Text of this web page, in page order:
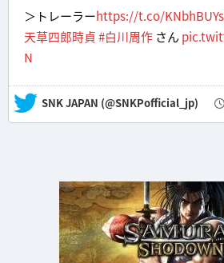
＞トレーラーhttps://t.co/
天草四郎時貞#白川周作 さん
N
— SNK JAPAN (@SNKPofficial_jp)